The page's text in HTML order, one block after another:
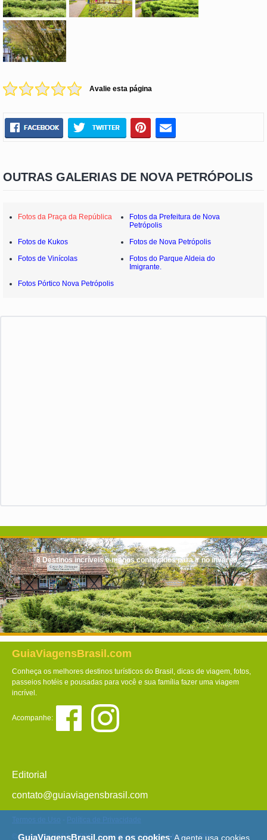
Avalie esta página
OUTRAS GALERIAS DE NOVA PETRÓPOLIS
Fotos da Praça da República
Fotos da Prefeitura de Nova
Petrópolis
Fotos de Kukos
Fotos de Nova Petrópolis
Fotos de Vinícolas
Fotos do Parque Aldeia do
Imigrante.
Fotos Pórtico Nova Petrópolis
8 Destinos incríveis e menos conhecidos para ir no inverno
GuiaViagensBrasil.com
Conheça os melhores destinos turísticos do Brasil, dicas de viagem, fotos,
passeios hotéis e pousadas para você e sua família fazer uma viagem
incrível.
Acompanhe:
Editorial
contato@guiaviagensbrasil.com
Termos de Uso
Política de Privacidade
© Copyright 2013 - 2026 - Guia Viagens Brasil -Mapa do Site
GuiaViagensBrasil.com e os cookies: A gente usa cookies